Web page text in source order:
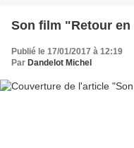
Publié le 17/01/2017 à 12:19
Par Dandelot Michel